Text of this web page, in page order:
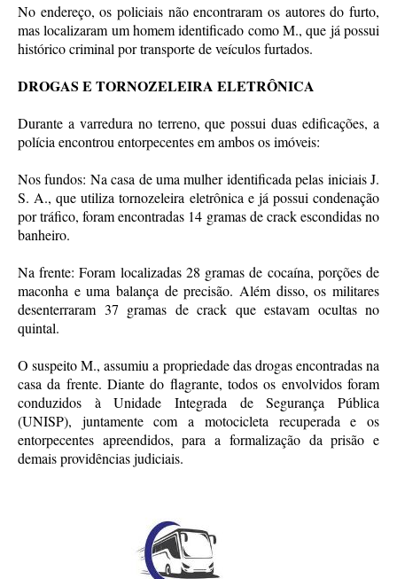
No endereço, os policiais não encontraram os autores do furto,
mas localizaram um homem identificado como M., que já possui
histórico criminal por transporte de veículos furtados.
DROGAS E TORNOZELEIRA ELETRÔNICA
Durante a varredura no terreno, que possui duas edificações, a
polícia encontrou entorpecentes em ambos os imóveis:
Nos fundos: Na casa de uma mulher identificada pelas iniciais J.
S. A., que utiliza tornozeleira eletrônica e já possui condenação
por tráfico, foram encontradas 14 gramas de crack escondidas no
banheiro.
Na frente: Foram localizadas 28 gramas de cocaína, porções de
maconha e uma balança de precisão. Além disso, os militares
desenterraram 37 gramas de crack que estavam ocultas no
quintal.
O suspeito M., assumiu a propriedade das drogas encontradas na
casa da frente. Diante do flagrante, todos os envolvidos foram
conduzidos à Unidade Integrada de Segurança Pública
(UNISP), juntamente com a motocicleta recuperada e os
entorpecentes apreendidos, para a formalização da prisão e
demais providências judiciais.